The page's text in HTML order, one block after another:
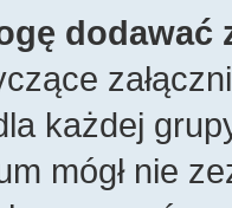
dodawać
każdej
mógł nie